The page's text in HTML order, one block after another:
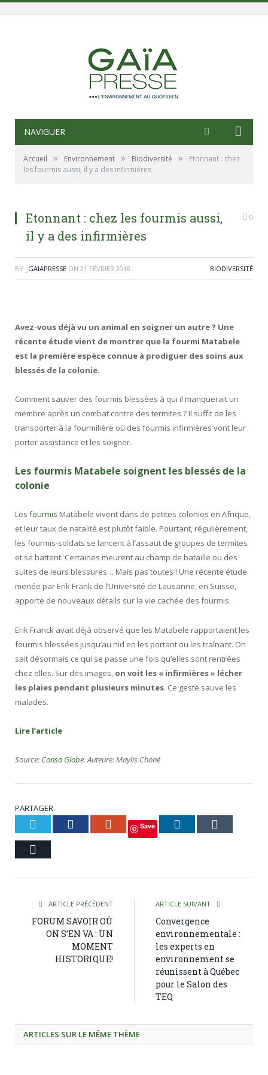
NAVIGUER
Accueil » Environnement » Biodiversité »
Etonnant : chez
les fourmis aussi, il y a des infirmières
Etonnant : chez les fourmis aussi,
il y a des infirmières
0
BY _GAIAPRESSE ON 21 FÉVRIER 2018 BIODIVERSITÉ
Avez-vous déjà vu un animal en soigner un autre ? Une
récente étude vient de montrer que la fourmi Matabele
est la première espèce connue à prodiguer des soins aux
blessés de la colonie.
Comment sauver des fourmis blessées à qui il manquerait un
membre après un combat contre des termites ? Il suffit de les
transporter à la fourmilière où des fourmis infirmières vont leur
porter assistance et les soigner.
Les fourmis Matabele soignent les blessés de la
colonie
Les fourmis Matabele vivent dans de petites colonies en Afrique,
et leur taux de natalité est plutôt faible. Pourtant, régulièrement,
les fourmis-soldats se lancent à l’assaut de groupes de termites
et se battent. Certaines meurent au champ de bataille ou des
suites de leurs blessures… Mais pas toutes ! Une récente étude
menée par Erik Frank de l’Université de Lausanne, en Suisse,
apporte de nouveaux détails sur la vie cachée des fourmis.
Erik Franck avait déjà observé que les Matabele rapportaient les
fourmis blessées jusqu’au nid en les portant ou les traînant. On
sait désormais ce qui se passe une fois qu’elles sont rentrées
chez elles. Sur des images, on voit les « infirmières » lécher
les plaies pendant plusieurs minutes. Ce geste sauve les
malades.
Lire l’article
Source: Conso Globe. Auteure: Maylis Choné
PARTAGER.
Twitter Facebook Google+
Save LinkedIn
ARTICLE PRÉCÉDENT
FORUM SAVOIR OÙ
ON S’EN VA : UN
MOMENT
HISTORIQUE!
ARTICLE SUIVANT
Convergence
environnementale :
les experts en
environnement se
réunissent à Québec
pour le Salon des
TEQ
ARTICLES SUR LE MÊME THÈME